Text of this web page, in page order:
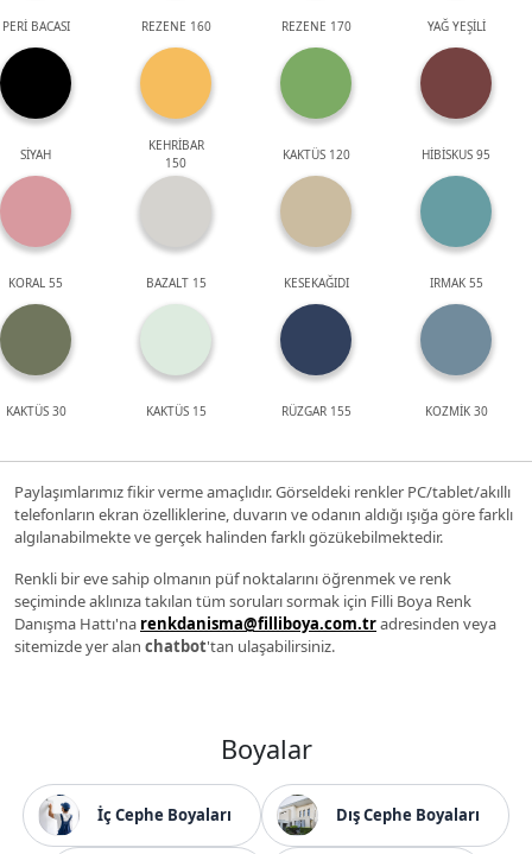
PERİ BACASI REZENE 160 REZENE 170 YAĞ YEŞİLİ
SİYAH
KEHRİBAR
150
KAKTÜS 120 HİBİSKUS 95
KORAL 55 BAZALT 15 KESEKAĞIDI IRMAK 55
KAKTÜS 30 KAKTÜS 15 RÜZGAR 155 KOZMİK 30
Paylaşımlarımız fikir verme amaçlıdır. Görseldeki renkler PC/tablet/akıllı
telefonların ekran özelliklerine, duvarın ve odanın aldığı ışığa göre farklı
algılanabilmekte ve gerçek halinden farklı gözükebilmektedir.
Renkli bir eve sahip olmanın püf noktalarını öğrenmek ve renk
seçiminde aklınıza takılan tüm soruları sormak için Filli Boya Renk
Danışma Hattı'na renkdanisma@filliboya.com.tradresinden veya
sitemizde yer alan chatbot'tan ulaşabilirsiniz.
Boyalar
İç Cephe Boyaları Dış Cephe Boyaları